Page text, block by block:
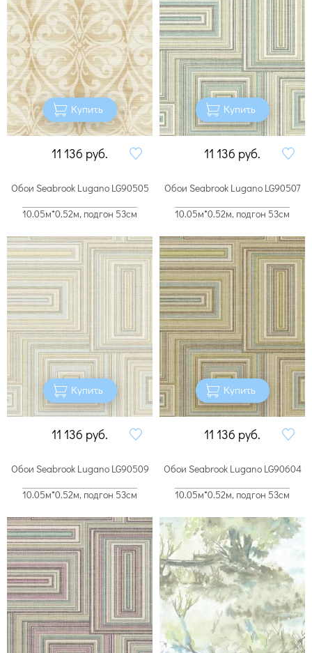
Купить
11 136 руб.
Купить
11 136 руб.
Обои Seabrook Lugano LG90505
10.05м*0.52м, подгон 53см
Купить
11 136 руб.
Обои Seabrook Lugano LG90507
10.05м*0.52м, подгон 53см
Купить
11 136 руб.
Обои Seabrook Lugano LG90509
10.05м*0.52м, подгон 53см
Обои Seabrook Lugano LG90604
10.05м*0.52м, подгон 53см